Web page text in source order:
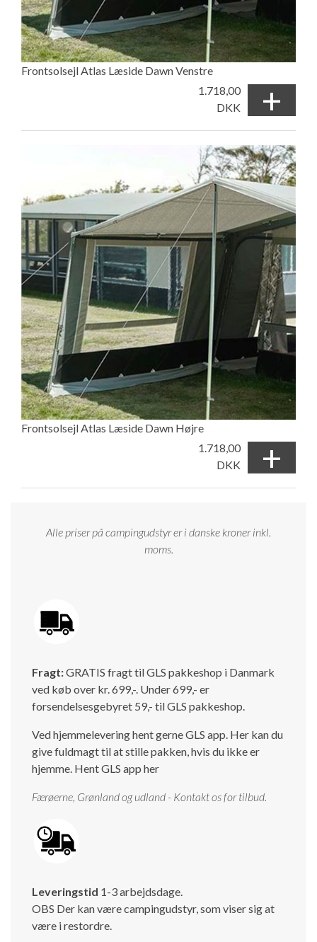
Frontsolsejl Atlas Læside Dawn Venstre
1.718,00
DKK
+
Frontsolsejl Atlas Læside Dawn Højre
1.718,00
DKK
+
Alle priser på campingudstyr er i danske kroner inkl.
moms.
Fragt:GRATIS fragt til GLS pakkeshop i Danmark
ved køb over kr. 699,-. Under 699,- er
forsendelsesgebyret 59,- til GLS pakkeshop.
Ved hjemmelevering hent gerne GLS app. Her kan du
give fuldmagt til at stille pakken, hvis du ikke er
hjemme. Hent GLS app her
Færøerne, Grønland og udland - Kontakt os for tilbud.
Leveringstid 1-3 arbejdsdage.
OBS Der kan være campingudstyr, som viser sig at
være i restordre.